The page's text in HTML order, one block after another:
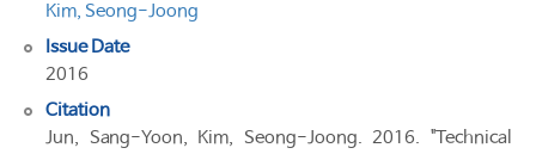
Kim, Seong-Joong
Issue Date
2016
Citation
Jun, Sang-Yoon, Kim, Seong-Joong. 2016. "Technical